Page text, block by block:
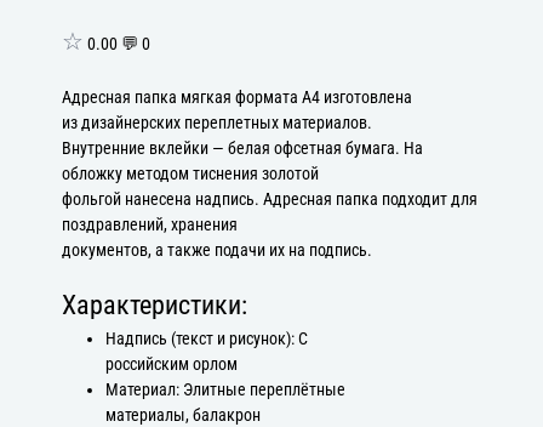
☆ 0.00 💬 0
Адресная папка мягкая формата А4 изготовлена
из дизайнерских переплетных материалов.
Внутренние вклейки — белая офсетная бумага. На
обложку методом тиснения золотой
фольгой нанесена надпись. Адресная папка подходит для
поздравлений, хранения
документов, а также подачи их на подпись.
Характеристики:
Надпись (текст и рисунок): С
российским орлом
Материал: Элитные переплётные
материалы, балакрон